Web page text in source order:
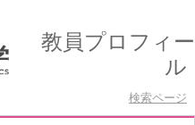
教員プロフィー
ル
検索ページ